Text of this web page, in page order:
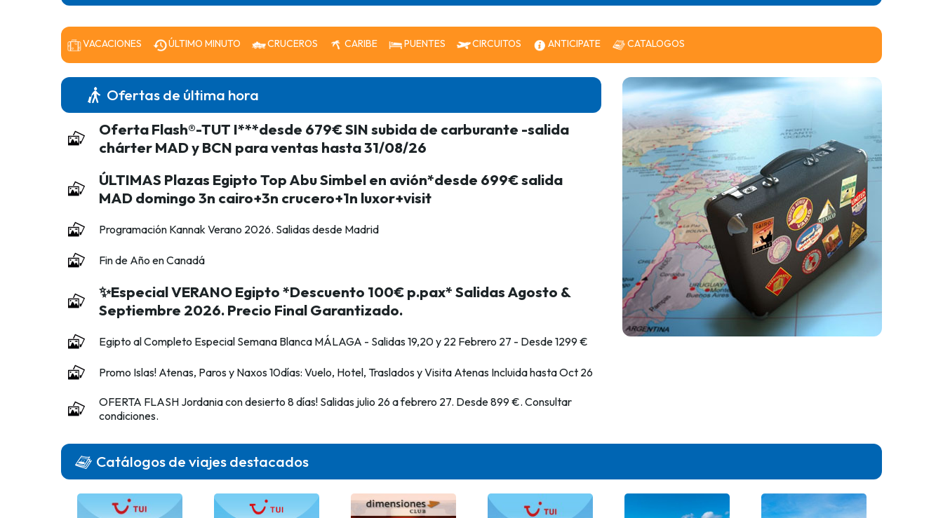
VACACIONES ÚLTIMO MINUTO CRUCEROS CARIBE PUENTES CIRCUITOS ANTICIPATE CATALOGOS
Ofertas de última hora
Oferta Flash®-TUT I***desde 679€ SIN subida de carburante -salida
chárter MAD y BCN para ventas hasta 31/08/26
ÚLTIMAS Plazas Egipto Top Abu Simbel en avión*desde 699€ salida
MAD domingo 3n cairo+3n crucero+1n luxor+visit
Programación Kannak Verano 2026. Salidas desde Madrid
Fin de Año en Canadá
✨Especial VERANO Egipto *Descuento 100€ p.pax* Salidas Agosto &
Septiembre 2026. Precio Final Garantizado.
Egipto al Completo Especial Semana Blanca MÁLAGA - Salidas 19,20 y 22 Febrero 27 - Desde 1299 €
Promo Islas! Atenas, Paros y Naxos 10días: Vuelo, Hotel, Traslados y Visita Atenas Incluida hasta Oct 26
OFERTA FLASH Jordania con desierto 8 días! Salidas julio 26 a febrero 27. Desde 899 €. Consultar
condiciones.
Catálogos de viajes destacados